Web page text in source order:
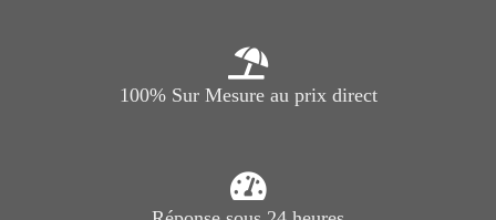
100% Sur Mesure au prix direct